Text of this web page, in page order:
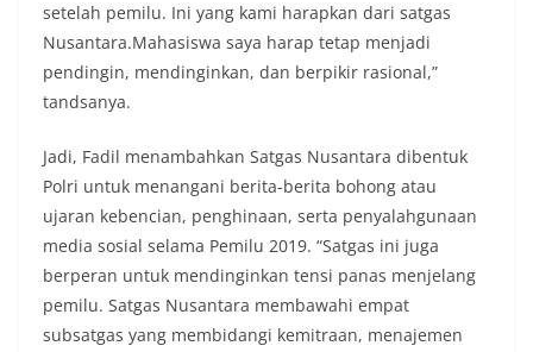
setelah pemilu. Ini yang kami harapkan dari satgas
Nusantara.Mahasiswa saya harap tetap menjadi
pendingin, mendinginkan, dan berpikir rasional,”
tandsanya.
Jadi, Fadil menambahkan Satgas Nusantara dibentuk
Polri untuk menangani berita-berita bohong atau
ujaran kebencian, penghinaan, serta penyalahgunaan
media sosial selama Pemilu 2019. “Satgas ini juga
berperan untuk mendinginkan tensi panas menjelang
pemilu. Satgas Nusantara membawahi empat
subsatgas yang membidangi kemitraan, menajemen